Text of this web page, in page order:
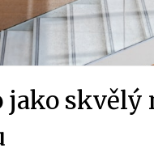
jako skvělý